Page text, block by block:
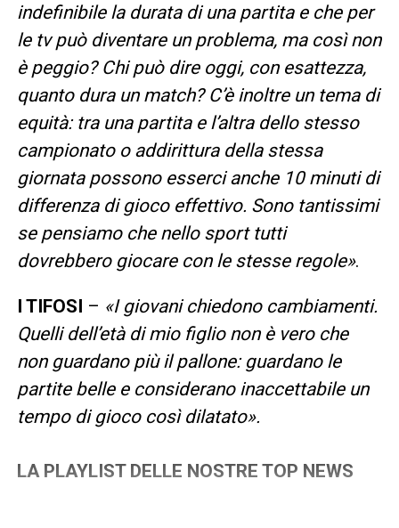
indefinibile la durata di una partita e che per
le tv può diventare un problema, ma così non
è peggio? Chi può dire oggi, con esattezza,
quanto dura un match? C’è inoltre un tema di
equità: tra una partita e l’altra dello stesso
campionato o addirittura della stessa
giornata possono esserci anche 10 minuti di
differenza di gioco effettivo. Sono tantissimi
se pensiamo che nello sport tutti
dovrebbero giocare con le stesse regole».
I TIFOSI – «I giovani chiedono cambiamenti.
Quelli dell’età di mio figlio non è vero che
non guardano più il pallone: guardano le
partite belle e considerano inaccettabile un
tempo di gioco così dilatato».
LA PLAYLIST DELLE NOSTRE TOP NEWS